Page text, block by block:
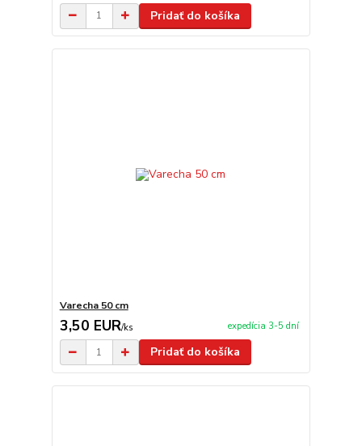
Pridať do košíka
Varecha 50 cm
3,50 EUR/ks expedícia 3-5 dní
Pridať do košíka